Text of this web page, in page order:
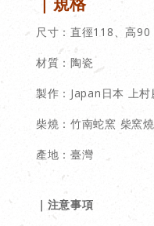
｜規格
尺寸：直徑118、高
材質：陶瓷
製作：Japan日本 上村
柴燒：竹南蛇窯 柴窯
產地：臺灣
｜注意事項